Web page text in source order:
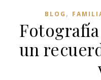
BLOG ,
un